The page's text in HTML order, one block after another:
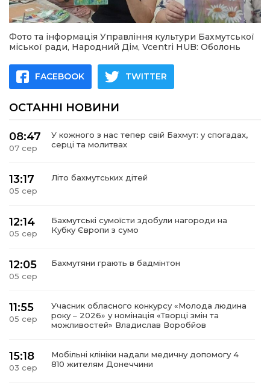
Фото та інформація Управління культури Бахмутської
міської ради, Народний Дім, Vcentri HUB: Оболонь
FACEBOOK TWITTER
ОСТАННІ НОВИНИ
08:47
07 сер
У кожного з нас тепер свій Бахмут: у спогадах,
серці та молитвах
13:17
05 сер
Літо бахмутських дітей
12:14
05 сер
Бахмутські сумоїсти здобули нагороди на
Кубку Європи з сумо
12:05
05 сер
Бахмутяни грають в бадмінтон
11:55
05 сер
Учасник обласного конкурсу «Молода людина
року – 2026» у номінація «Творці змін та
можливостей» Владислав Воробйов
15:18
03 сер
Мобільні клініки надали медичну допомогу 4
810 жителям Донеччини